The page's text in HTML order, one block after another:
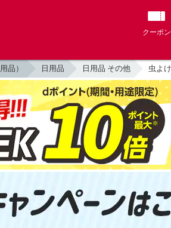
クーポン
品） 日用品 日用品 その他 虫よ